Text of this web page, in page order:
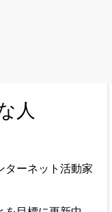
人
ターネット活動家